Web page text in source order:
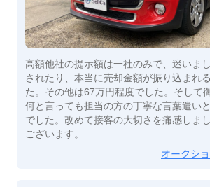
高額他社の提示額は一社のみで、迷いま
されたり、本当に売却金額が振り込まれ
た。その他は67万円程度でした。そして
何と言っても担当の方の丁寧な言葉遣い
でした。改めて接客の大切さを痛感しま
ございます。
オークシ